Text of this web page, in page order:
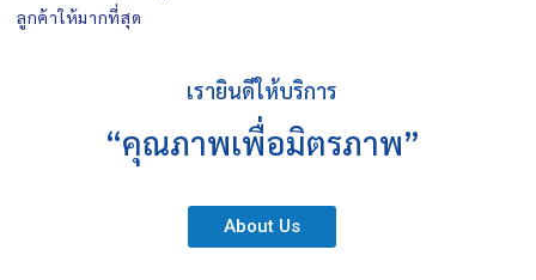
ลูกค้าให้มากที่สุด
เรายินดีให้บริการ
“คุณภาพเพื่อมิตรภาพ”
About Us